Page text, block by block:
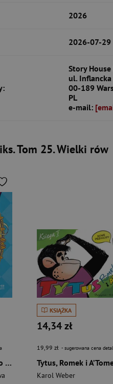
2026
2026-07-29
Story
ul. Inflancka
00-189
PL
e-mail:
Tom 25. Wielki rów
Ancymonstra. Część 1. Co z tą mumią?
KSIĄŻKA
14,34 zł
19,99 zł - sugerowana cena
Karol Weber